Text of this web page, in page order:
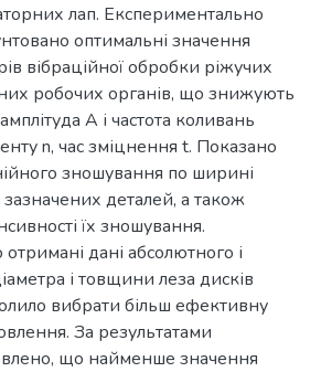
лап. Експериментально
оптимальні значення
вібраційної обробки ріжучих
робочих органів, що знижують
А і частота коливань
n, час зміцнення t. Показано
зношування по ширині
деталей, а також
їх зношування.
дані абсолютного і
і товщини леза дисків
вибрати більш ефективну
За результатами
що найменше значення